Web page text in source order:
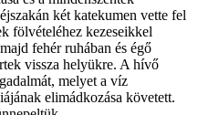
két katekumen vette fel
fölvételéhez kezeseikkel
fehér ruhában és égő
vissza helyükre. A hívő
melyet a víz
elimádkozása követett.